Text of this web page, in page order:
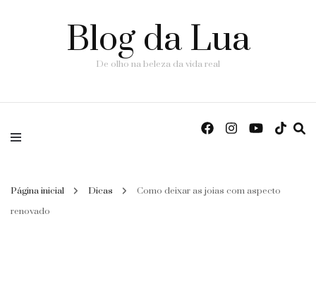
Blog da Lua
De olho na beleza da vida real
Página inicial Dicas
Como deixar as joias com aspecto
renovado